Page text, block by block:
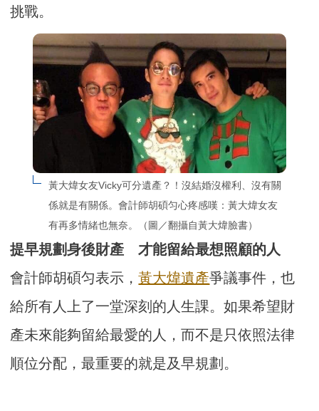
挑戰。
黃大煒女友Vicky可分遺產？！沒結婚沒權利、沒有關
係就是有關係。會計師胡碩匀心疼感嘆：黃大煒女友
有再多情緒也無奈。（圖／翻攝自黃大煒臉書）
提早規劃身後財產 才能留給最想照顧的人
會計師胡碩匀表示，黃大煒遺產爭議事件，也
給所有人上了一堂深刻的人生課。如果希望財
產未來能夠留給最愛的人，而不是只依照法律
順位分配，最重要的就是及早規劃。